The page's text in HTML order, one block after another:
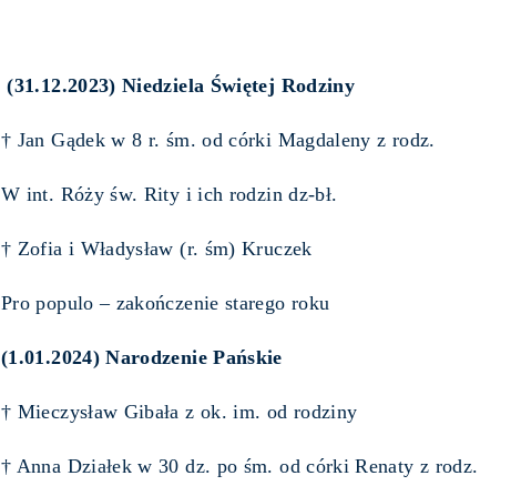
(31.12.2023) Niedziela Świętej Rodziny
† Jan Gądek w 8 r. śm. od córki Magdaleny z rodz.
W int. Róży św. Rity i ich rodzin dz-bł.
† Zofia i Władysław (r. śm) Kruczek
Pro populo – zakończenie starego roku
(1.01.2024) Narodzenie Pańskie
† Mieczysław Gibała z ok. im. od rodziny
† Anna Działek w 30 dz. po śm. od córki Renaty z rodz.